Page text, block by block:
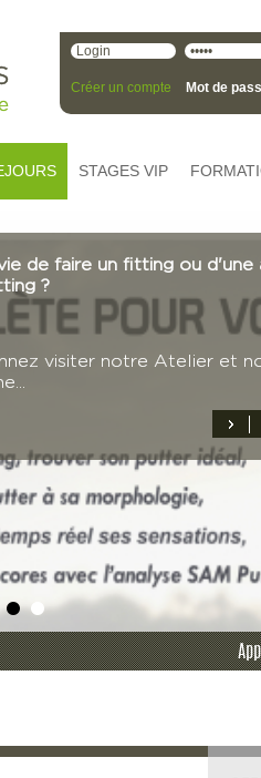
Créer un compte Mot de
STAGES VIP
de faire un fitting ou
?
visiter notre Atelier et